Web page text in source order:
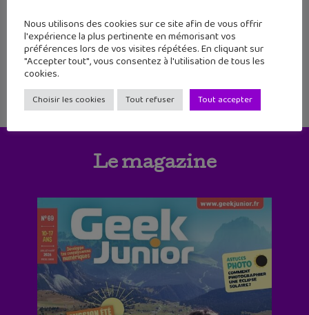
7 8 9 10 11
Le magazine
Nous utilisons des cookies sur ce site afin de vous offrir
l'expérience la plus pertinente en mémorisant vos
préférences lors de vos visites répétées. En cliquant sur
"Accepter tout", vous consentez à l'utilisation de tous les
cookies.
Choisir les cookies Tout refuser Tout accepter